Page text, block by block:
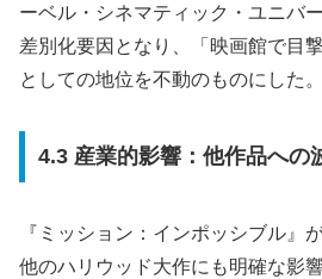
ーベル・シネマティック・ユニバ
差別化要因となり、「映画館で目
としての地位を不動のものにした。
4.3 産業的影響：他作品への
『ミッション：インポッシブル』
他のハリウッド大作にも明確な影